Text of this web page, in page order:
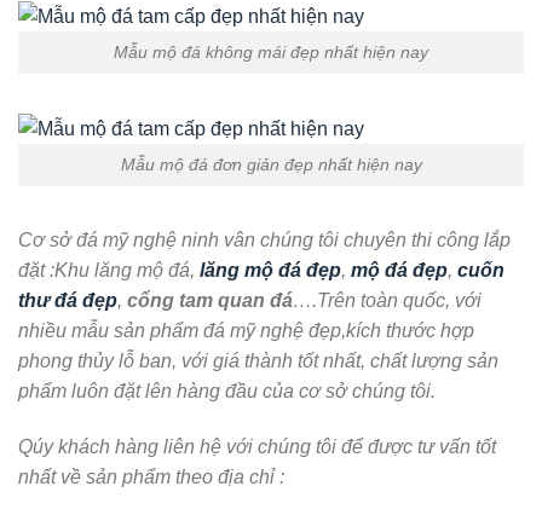
Mẫu mộ đá không mái đẹp nhất hiện nay
Mẫu mộ đá đơn giản đẹp nhất hiện nay
Cơ sở đá mỹ nghệ ninh vân chúng tôi chuyên thi công lắp
đặt :Khu lăng mộ đá, lăng mộ đá đẹp, mộ đá đẹp, cuốn
thư đá đẹp, cổng tam quan đá….Trên toàn quốc, với
nhiều mẫu sản phẩm đá mỹ nghệ đẹp,kích thước hợp
phong thủy lỗ ban, với giá thành tốt nhất, chất lượng sản
phẩm luôn đặt lên hàng đầu của cơ sở chúng tôi.
Qúy khách hàng liên hệ với chúng tôi để được tư vấn tốt
nhất về sản phẩm theo địa chỉ :